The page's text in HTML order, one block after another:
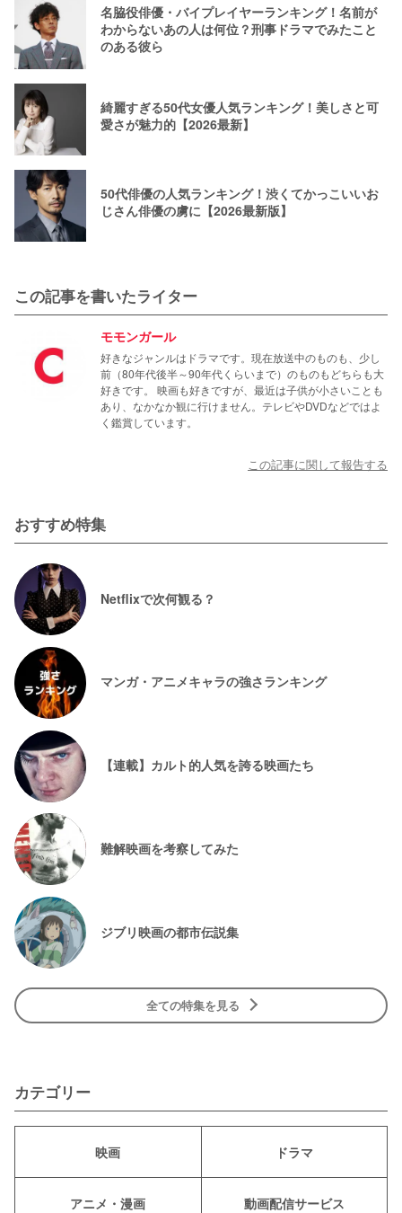
名脇役俳優・バイプレイヤーランキング！名前が
わからないあの人は何位？刑事ドラマでみたこと
のある彼ら
綺麗すぎる50代女優人気ランキング！美しさと可
愛さが魅力的【2026最新】
50代俳優の人気ランキング！渋くてかっこいいお
じさん俳優の虜に【2026最新版】
この記事を書いたライター
モモンガール
好きなジャンルはドラマです。現在放送中のものも、少し
前（80年代後半～90年代くらいまで）のものもどちらも大
好きです。 映画も好きですが、最近は子供が小さいことも
あり、なかなか観に行けません。テレビやDVDなどではよ
く鑑賞しています。
この記事に関して報告する
おすすめ特集
Netflixで次何観る？
マンガ・アニメキャラの強さランキング
【連載】カルト的人気を誇る映画たち
難解映画を考察してみた
ジブリ映画の都市伝説集
全ての特集を見る
カテゴリー
映画 ドラマ
アニメ・漫画 動画配信サービス